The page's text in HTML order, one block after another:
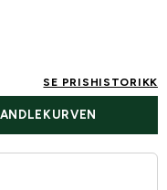
SE PRISHISTORIKK